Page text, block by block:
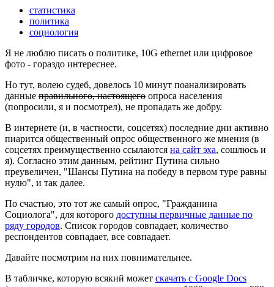
статистика
политика
социология
Я не люблю писать о политике, 10G ethernet или цифровое
фото - гораздо интереснее.
Но тут, волею судеб, довелось 10 минут поанализировать
данные правильного, настоящего опроса населения
(попросили, я и посмотрел), не пропадать же добру.
В интернете (и, в частности, соцсетях) последние дни активно
пиарится общественный опрос общественного же мнения (в
соцсетях преимущественно ссылаются на сайт эха, сошлюсь и
я). Согласно этим данным, рейтинг Путина сильно
преувеличен, "Шансы Путина на победу в первом туре равны
нулю", и так далее.
По счастью, это тот же самый опрос, "Гражданина
Социолога", для которого доступны первичные данные по
ряду городов. Список городов совпадает, количество
респондентов совпадает, все совпадает.
Давайте посмотрим на них повнимательнее.
В табличке, которую всякий может скачать с Google Docs